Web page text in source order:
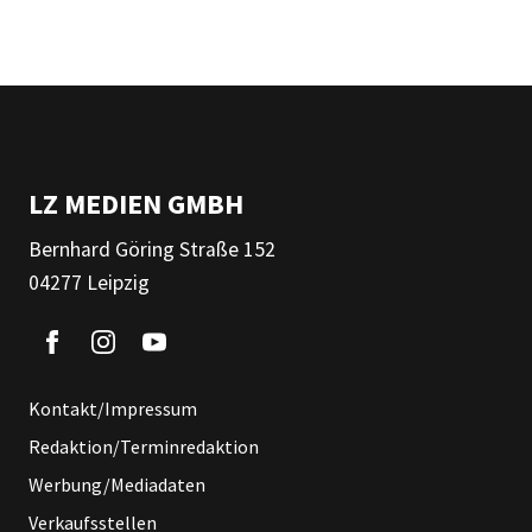
LZ MEDIEN GMBH
Bernhard Göring Straße 152
04277 Leipzig
Kontakt/Impressum
Redaktion/Terminredaktion
Werbung/Mediadaten
Verkaufsstellen